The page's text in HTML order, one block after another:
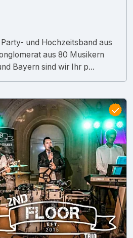
und Hochzeitsband aus
aus 80 Musikern
Bayern sind wir Ihr p...